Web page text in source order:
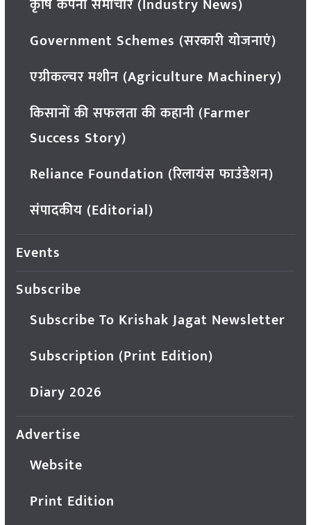
कृषि कंपनी समाचार (Industry News)
Government Schemes (सरकारी योजनाएं)
एग्रीकल्चर मशीन (Agriculture Machinery)
किसानों की सफलता की कहानी (Farmer
Success Story)
Reliance Foundation (रिलायंस फाउंडेशन)
संपादकीय (Editorial)
Events
Subscribe
Subscribe To Krishak Jagat Newsletter
Subscription (Print Edition)
Diary 2026
Advertise
Website
Print Edition